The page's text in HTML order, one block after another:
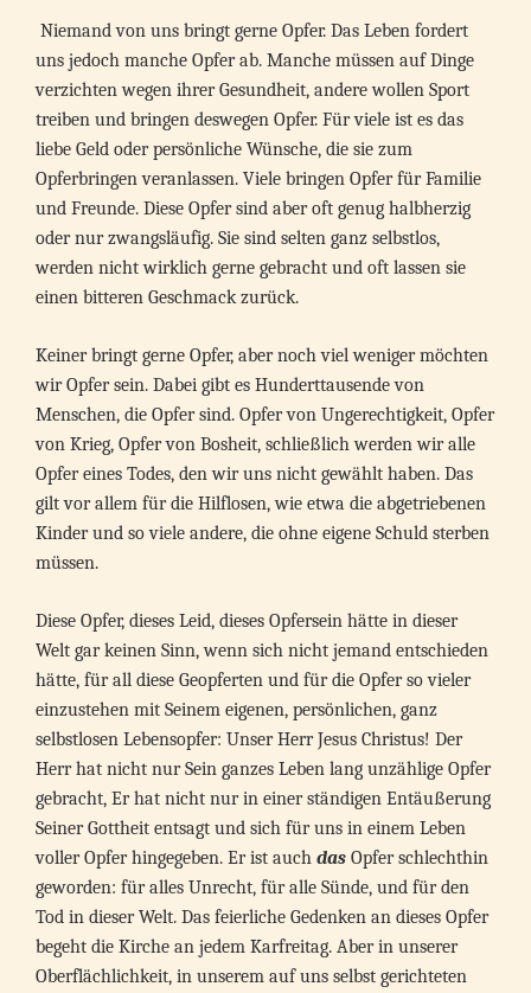
Niemand von uns bringt gerne Opfer. Das Leben fordert
uns jedoch manche Opfer ab. Manche müssen auf Dinge
verzichten wegen ihrer Gesundheit, andere wollen Sport
treiben und bringen deswegen Opfer. Für viele ist es das
liebe Geld oder persönliche Wünsche, die sie zum
Opferbringen veranlassen. Viele bringen Opfer für Familie
und Freunde. Diese Opfer sind aber oft genug halbherzig
oder nur zwangsläufig. Sie sind selten ganz selbstlos,
werden nicht wirklich gerne gebracht und oft lassen sie
einen bitteren Geschmack zurück.
Keiner bringt gerne Opfer, aber noch viel weniger möchten
wir Opfer sein. Dabei gibt es Hunderttausende von
Menschen, die Opfer sind. Opfer von Ungerechtigkeit, Opfer
von Krieg, Opfer von Bosheit, schließlich werden wir alle
Opfer eines Todes, den wir uns nicht gewählt haben. Das
gilt vor allem für die Hilflosen, wie etwa die abgetriebenen
Kinder und so viele andere, die ohne eigene Schuld sterben
müssen.
Diese Opfer, dieses Leid, dieses Opfersein hätte in dieser
Welt gar keinen Sinn, wenn sich nicht jemand entschieden
hätte, für all diese Geopferten und für die Opfer so vieler
einzustehen mit Seinem eigenen, persönlichen, ganz
selbstlosen Lebensopfer: Unser Herr Jesus Christus! Der
Herr hat nicht nur Sein ganzes Leben lang unzählige Opfer
gebracht, Er hat nicht nur in einer ständigen Entäußerung
Seiner Gottheit entsagt und sich für uns in einem Leben
voller Opfer hingegeben. Er ist auch das Opfer schlechthin
geworden: für alles Unrecht, für alle Sünde, und für den
Tod in dieser Welt. Das feierliche Gedenken an dieses Opfer
begeht die Kirche an jedem Karfreitag. Aber in unserer
Oberflächlichkeit, in unserem auf uns selbst gerichteten